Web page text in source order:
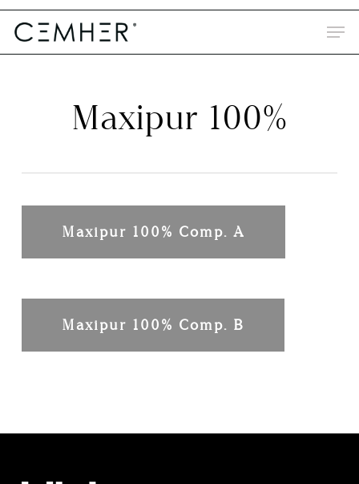
Skip
main
Maxipur 100%
Maxipur 100% Comp. A
Maxipur 100% Comp. B